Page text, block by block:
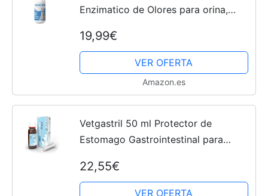
Enzimatico de Olores para orina,
Gatos/eliminador de Malos olores
producido por el Pipi de Las...
19,99€
VER OFERTA
Amazon.es
Vetgastril 50 ml Protector de
Estomago Gastrointestinal para
Nutricional Digestivo e intestinal para
Mascota| Probiótico...
22,55€
VER OFERTA